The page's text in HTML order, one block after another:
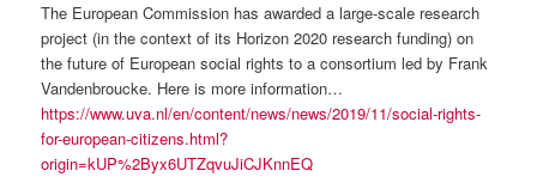
The European Commission has awarded a large-scale research
project (in the context of its Horizon 2020 research funding) on
the future of European social rights to a consortium led by Frank
Vandenbroucke. Here is more information…
https://www.uva.nl/en/content/news/news/2019/11/social-rights-
for-european-citizens.html?
origin=kUP%2Byx6UTZqvuJiCJKnnEQ